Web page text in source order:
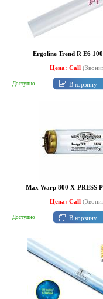
Ergoline Trend R E6
Цена: Call
Доступно В корзину
Max Warp 800 X-PRESS
Цена: Call
Доступно В корзину